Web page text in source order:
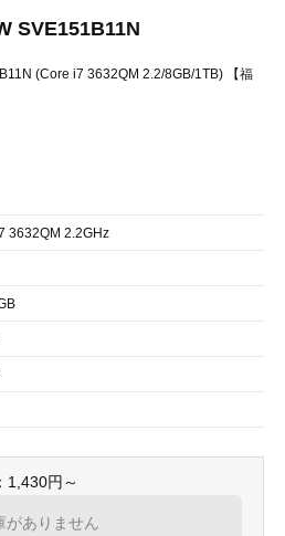
SVE151B11N
(Core i7 3632QM 2.2/8GB/1TB) 【福
3632QM 2.2GHz
1,430円～
がありません